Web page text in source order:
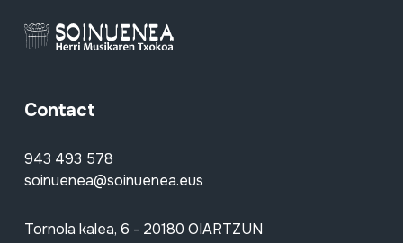
Contact
943 493 578
soinuenea@soinuenea.eus
Tornola kalea, 6 - 20180 OIARTZUN